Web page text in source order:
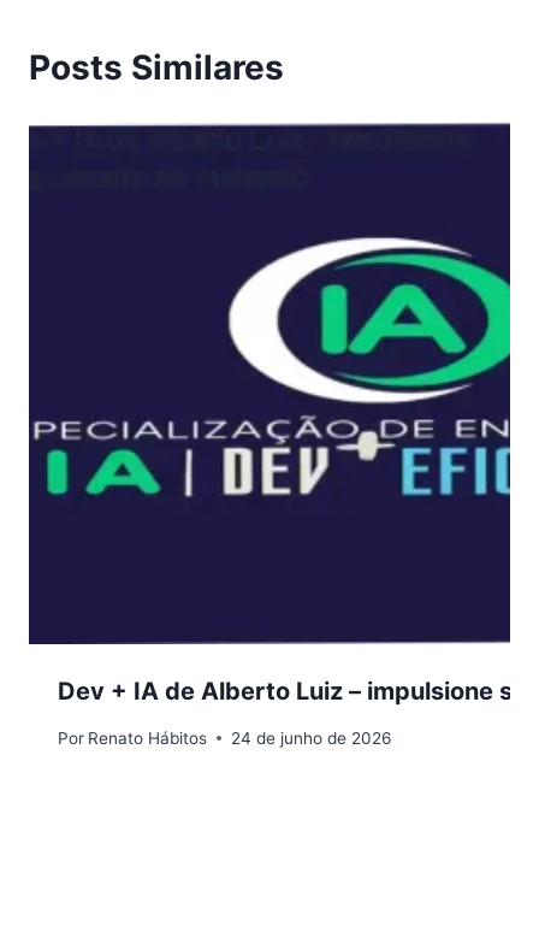
Posts Similares
Dev + IA de Alberto Luiz – impulsione
Por Renato Hábitos 24 de junho de 2026